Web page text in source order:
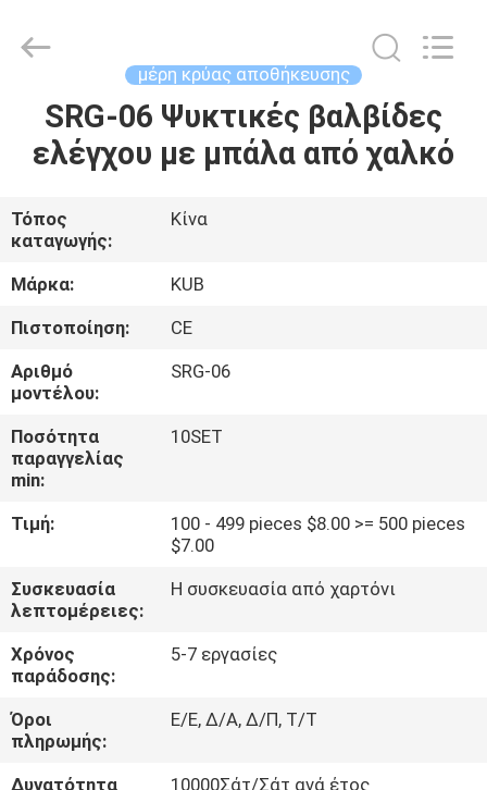
ΣΠΊΤΙ
ΕΜΦΆΝΙΣΗ
VR
ΠΕΡΊΠΟΥ
ΕΜΕΊΣ
ΓΎΡΟΣ
ΕΡΓΟΣΤΑΣΊΩΝ
ΠΟΙΟΤΙΚΌΣ
ΈΛΕΓΧΟΣ
ΜΑΣ
ΕΛΆΤΕ
ΣΕ
μέρη κρύας αποθήκευσης
SRG-06 Ψυκτικές βαλβίδες
ελέγχου με μπάλα από χαλκό
Τόπος
καταγωγής:
Κίνα
Μάρκα:
KUB
Πιστοποίηση:
CE
Αριθμό
μοντέλου:
SRG-06
Ποσότητα
παραγγελίας
min:
10SET
Τιμή:
100 - 499 pieces $8.00 >= 500 pieces
$7.00
Συσκευασία
λεπτομέρειες:
Η συσκευασία από χαρτόνι
Χρόνος
παράδοσης:
5-7 εργασίες
Όροι
πληρωμής:
Ε/Ε, Δ/Α, Δ/Π, Τ/Τ
Δυνατότητα
10000Σάτ/Σάτ ανά έτος